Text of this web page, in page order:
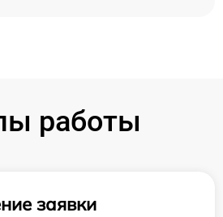
работы
заявки